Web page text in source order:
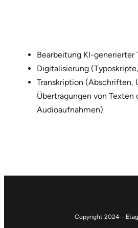
Bearbeitung KI-generierter
Digitalisierung
Transkription (Abschriften,
Übertragungen von Texten
Audioaufnahmen)
Copyright 2024 –